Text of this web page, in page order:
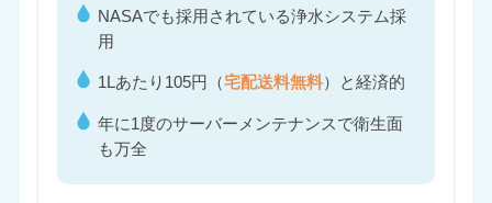
NASAでも採用されている浄水システム採
用
1Lあたり105円（宅配送料無料）と経済的
年に1度のサーバーメンテナンスで衛生面
も万全